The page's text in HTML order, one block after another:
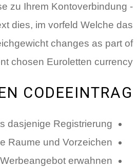
zu Ihrem Kontoverbindung -
dies, im vorfeld Welche das
changes as part of
chosen Euroletten currency.
CODEEINTRAG
dasjenige Registrierung.
Raume und Vorzeichen.
erwahnen.